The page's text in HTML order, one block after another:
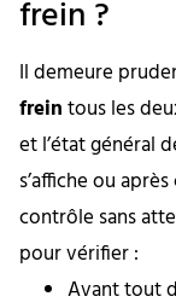
frein ?
Il demeure
freintous les
et l’état général
s’affiche ou
contrôle sans
pour vérifier :
Avant tout